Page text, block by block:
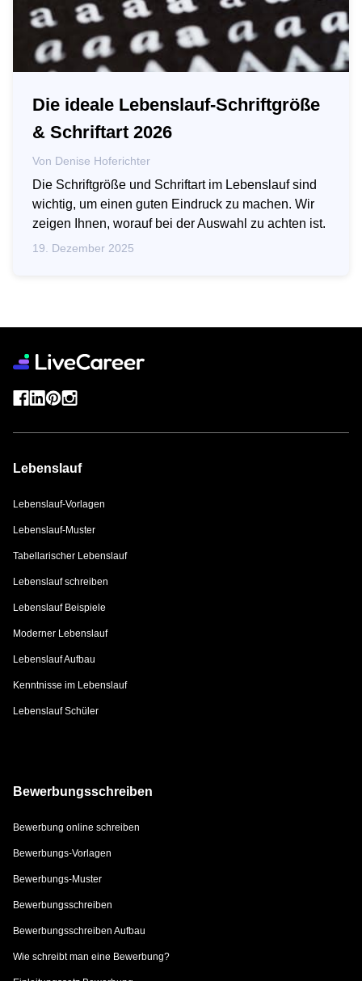
Die ideale Lebenslauf-Schriftgröße
& Schriftart 2026
Von Denise Hoferichter
Die Schriftgröße und Schriftart im Lebenslauf sind
wichtig, um einen guten Eindruck zu machen. Wir
zeigen Ihnen, worauf bei der Auswahl zu achten ist.
19. Dezember 2025
Lebenslauf
Lebenslauf-Vorlagen
Lebenslauf-Muster
Tabellarischer Lebenslauf
Lebenslauf schreiben
Lebenslauf Beispiele
Moderner Lebenslauf
Lebenslauf Aufbau
Kenntnisse im Lebenslauf
Lebenslauf Schüler
Bewerbungsschreiben
Bewerbung online schreiben
Bewerbungs-Vorlagen
Bewerbungs-Muster
Bewerbungsschreiben
Bewerbungsschreiben Aufbau
Wie schreibt man eine Bewerbung?